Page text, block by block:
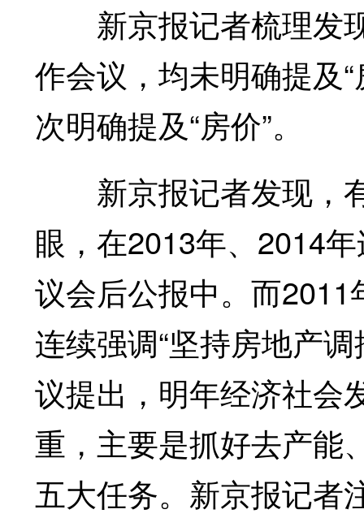
新京报记者梳理发
作会议，均未明确提及
次明确提及“房价”。
新京报记者发现，
眼，在2013年、2014
议会后公报中。而
连续强调“坚持房地产
议提出，明年经济社会
重，主要是抓好去产能
五大任务。新京报记者